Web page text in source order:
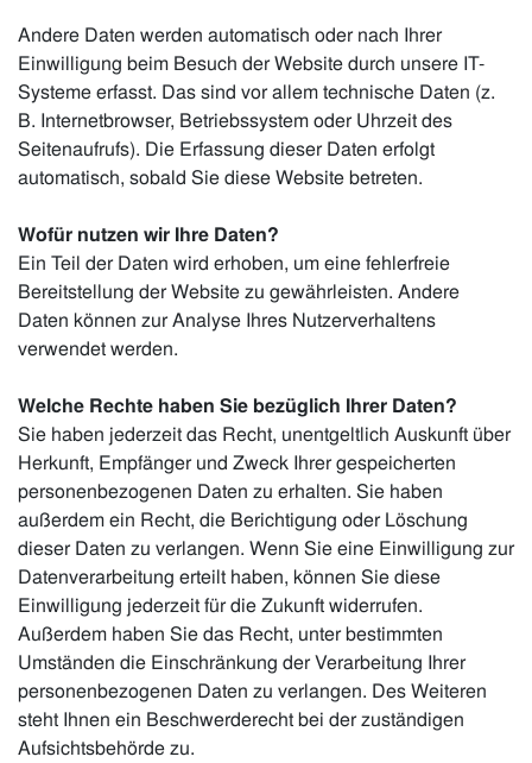
Andere Daten werden automatisch oder nach Ihrer
Einwilligung beim Besuch der Website durch unsere IT-
Systeme erfasst. Das sind vor allem technische Daten (z.
B. Internetbrowser, Betriebssystem oder Uhrzeit des
Seitenaufrufs). Die Erfassung dieser Daten erfolgt
automatisch, sobald Sie diese Website betreten.
Wofür nutzen wir Ihre Daten?
Ein Teil der Daten wird erhoben, um eine fehlerfreie
Bereitstellung der Website zu gewährleisten. Andere
Daten können zur Analyse Ihres Nutzerverhaltens
verwendet werden.
Welche Rechte haben Sie bezüglich Ihrer Daten?
Sie haben jederzeit das Recht, unentgeltlich Auskunft über
Herkunft, Empfänger und Zweck Ihrer gespeicherten
personenbezogenen Daten zu erhalten. Sie haben
außerdem ein Recht, die Berichtigung oder Löschung
dieser Daten zu verlangen. Wenn Sie eine Einwilligung zur
Datenverarbeitung erteilt haben, können Sie diese
Einwilligung jederzeit für die Zukunft widerrufen.
Außerdem haben Sie das Recht, unter bestimmten
Umständen die Einschränkung der Verarbeitung Ihrer
personenbezogenen Daten zu verlangen. Des Weiteren
steht Ihnen ein Beschwerderecht bei der zuständigen
Aufsichtsbehörde zu.